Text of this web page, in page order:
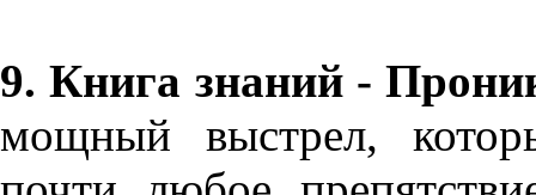
9. Книга знаний -
мощный выстрел,